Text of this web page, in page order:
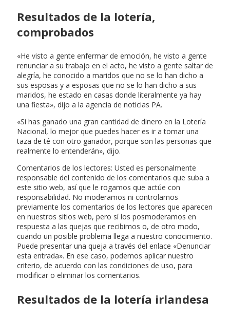
Resultados de la lotería,
comprobados
«He visto a gente enfermar de emoción, he visto a gente
renunciar a su trabajo en el acto, he visto a gente saltar de
alegría, he conocido a maridos que no se lo han dicho a
sus esposas y a esposas que no se lo han dicho a sus
maridos, he estado en casas donde literalmente ya hay
una fiesta», dijo a la agencia de noticias PA.
«Si has ganado una gran cantidad de dinero en la Lotería
Nacional, lo mejor que puedes hacer es ir a tomar una
taza de té con otro ganador, porque son las personas que
realmente lo entenderán», dijo.
Comentarios de los lectores: Usted es personalmente
responsable del contenido de los comentarios que suba a
este sitio web, así que le rogamos que actúe con
responsabilidad. No moderamos ni controlamos
previamente los comentarios de los lectores que aparecen
en nuestros sitios web, pero sí los posmoderamos en
respuesta a las quejas que recibimos o, de otro modo,
cuando un posible problema llega a nuestro conocimiento.
Puede presentar una queja a través del enlace «Denunciar
esta entrada». En ese caso, podemos aplicar nuestro
criterio, de acuerdo con las condiciones de uso, para
modificar o eliminar los comentarios.
Resultados de la lotería irlandesa